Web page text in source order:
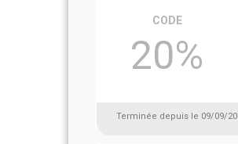
CODE
20%
Terminée depuis le 09/09/